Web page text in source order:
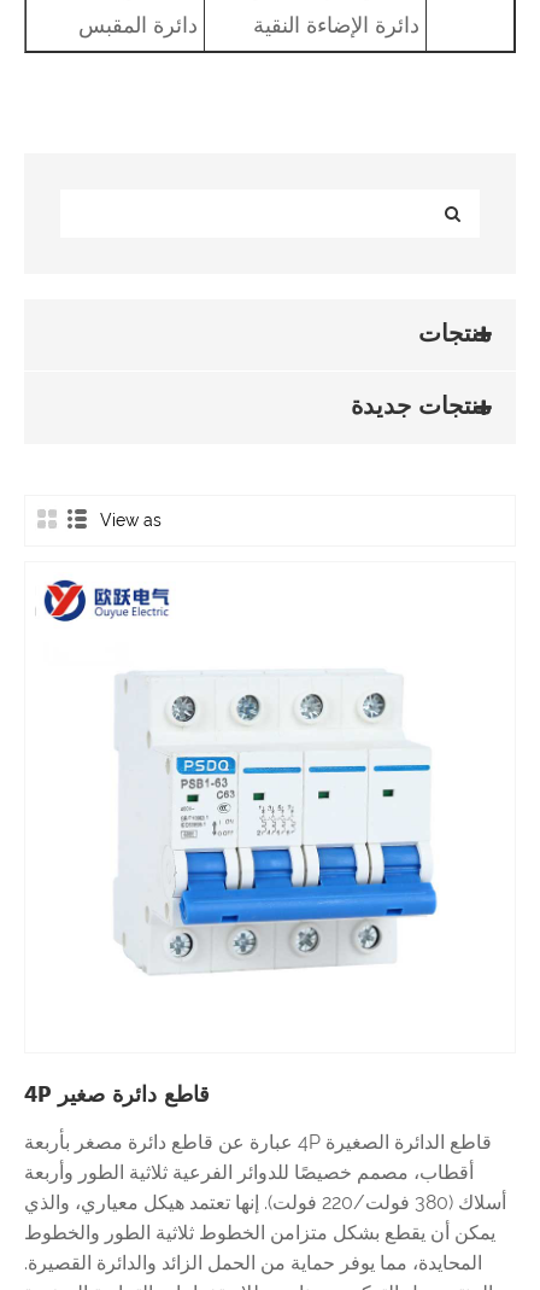
دائرة الإضاءة النقية
دائرة المقبس
منتجات
منتجات جديدة
View as
قاطع دائرة صغير 4P
قاطع الدائرة الصغيرة 4P عبارة عن قاطع دائرة مصغر بأربعة
أقطاب، مصمم خصيصًا للدوائر الفرعية ثلاثية الطور وأربعة
أسلاك (380 فولت/220 فولت). إنها تعتمد هيكل معياري، والذي
يمكن أن يقطع بشكل متزامن الخطوط ثلاثية الطور والخطوط
المحايدة، مما يوفر حماية من الحمل الزائد والدائرة القصيرة.